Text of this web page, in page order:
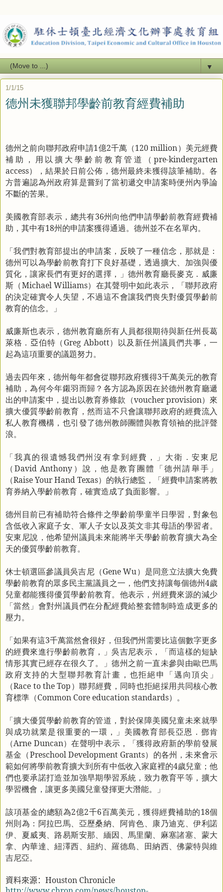
▼
1/1/15
德州未獲聯邦學齡前教育經費補助
德州之前向聯邦政府申請1億2千萬（120 million）美元經費
補助，用以擴大學齡前教育管道（ pre-kindergarten
access），結果於日前公佈，德州最終未獲得該筆補助。各
方普遍認為州政府算是嘗到了當初遞交申請案時便州內爭論
不斷的苦果。
美國教育部表示，總共有36州向他們申請學齡前教育經費補
助，其中有18州的申請案獲得通過。德州並不在名單內。
「我們對教育部提出的申請案，反映了一種信念，那就是：
德州可以為學齡前教育打下良好基礎，透過擴大、加強與優
質化，讓家長們有更好的選擇，」德州教育廳長麥克．威廉
斯（Michael Williams）在其聲明中如此表示，「聯邦政府
的決定確實令人失望，不過這不會讓我們喪失對優質學齡前
教育的信念。」
威廉斯也表示，德州教育廳所有人員都很期待與新任州長葛
萊格． 亞伯特（Greg Abbott）以及新任州議員們共事，一
起為這項重要的議題努力。
過去四年來，德州每年都會從聯邦政府獲得3千萬美元的教育
補助，為何今年鎩羽而歸？各方認為原因在於德州教育廳遞
出的申請案中，提出以教育券條款（voucher provision）來
擴大優質學齡前教育，然而這不只會讓聯邦政府的經費流入
私人教育機構，也引發了德州教師團體與教育領袖的批評聲
浪。
「我真的很遺憾我們州沒有拿到經費，」大衛．安東尼
（David Anthony ）說，他是教育團體「德州請舉手」
（Raise Your Hand Texas）的執行總監，「經費申請案將教
育券納入學齡前教育，確實造成了負面影響。」
德州目前已有補助符合條件之學齡前學童半日學習，對象包
含低收入家庭子女、軍人子女以及英文非其母語的學習者。
安東尼說，他希望州議員未來能將半天學齡前教育擴大為全
天的優質學齡前教育。
休士頓選區參議員吳吉尼（Gene Wu）是同意立法擴大免費
學齡前教育的眾多民主黨議員之一，他們支持讓每個德州4歲
兒童都能獲得優質學齡前教育。他表示，州經費來源的減少
「當然」會對州議員們在分配經費給整套體制時造成更多的
壓力。
「如果有這3千萬當然會很好，但我們州需要比這個數字更多
的經費來進行學齡前教育，」吳吉尼表示，「而這樣的短缺
情形其實已經存在很久了。」德州之前一直未參與由歐巴馬
政府支持的大型聯邦教育計畫，也拒絕申「邁向頂尖」
（Race to the Top）聯邦經費，同時也拒絕採用共同核心教
育標準（Common Core education standards）。
「擴大優質學齡前教育的管道，對於保障美國兒童未來就學
與成功就業是很重要的一環，」美國教育部長亞恩．鄧肯
（Arne Duncan）在聲明中表示，「獲得政府新的學前發展
基金（Preschool Development Grants）的各州，未來會示
範如何將學前教育擴大到所有中低收入家庭裡的4歲兒童；他
們也要承諾打造並加強早期學習系統，致力教育平等，擴大
學習機會，讓更多美國兒童發揮更大潛能。」
該項基金的總額為2億2千6百萬美元，獲得經費補助的18個
州則為：阿拉巴馬、亞歷桑納、阿肯色、康乃迪克、伊利諾
伊、夏威夷、路易斯安那、緬因、馬里蘭、麻塞諸塞、蒙大
拿、內華達、紐澤西、紐約、羅德島、田納西、佛蒙特與維
吉尼亞。
資料來源： Houston Chronicle